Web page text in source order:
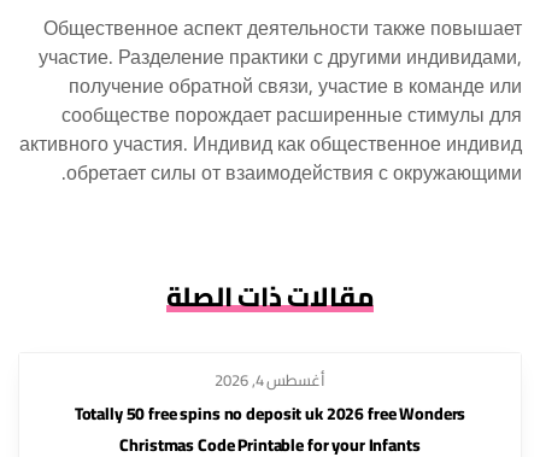
Общественное аспект деятельности также повышает
участие. Разделение практики с другими индивидами,
получение обратной связи, участие в команде или
сообществе порождает расширенные стимулы для
активного участия. Индивид как общественное индивид
обретает силы от взаимодействия с окружающими.
مقالات ذات الصلة
أغسطس 4, 2026
Totally 50 free spins no deposit uk 2026 free Wonders
Christmas Code Printable for your Infants